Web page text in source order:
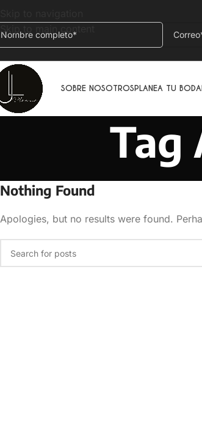
Skip to main content
SOBRE NOSOTROSPLANEA TU BODA
Tag
Nothing Found
Apologies, but no results were found.